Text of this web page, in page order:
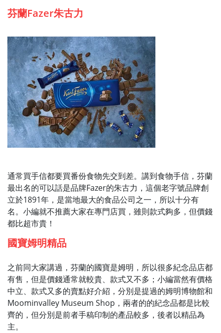
芬蘭Fazer朱古力
通常買手信都要買番份食物先交到差。講到食物手信，芬蘭
最出名的可以話是品牌Fazer的朱古力，這個老字號品牌創
立於1891年，是當地最大的食品公司之一，所以十分有
名。 小編就不推薦大家在專門店買，雖則款式夠多，但價錢
都比超市貴！
國寶姆明精品
之前同大家講過，芬蘭的國寶是姆明，所以很多紀念品店都
有售，但是價錢通常就較貴、款式又不多；小編當然有價格
中立、款式又多的賣點好介紹，分別是提過的姆明博物館和
Moominvalley Museum Shop，兩者的的紀念品都是比較
齊的，但分別是前者手稿印制的產品較多，後者以精品為
主。